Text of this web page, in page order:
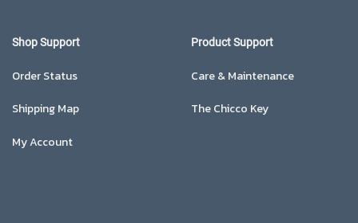
Shop Support
Order Status
Shipping Map
My Account
Product Support
Care & Maintenance
The Chicco Key